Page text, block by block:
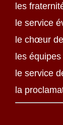
les
le service
le chœur
les
le service
la